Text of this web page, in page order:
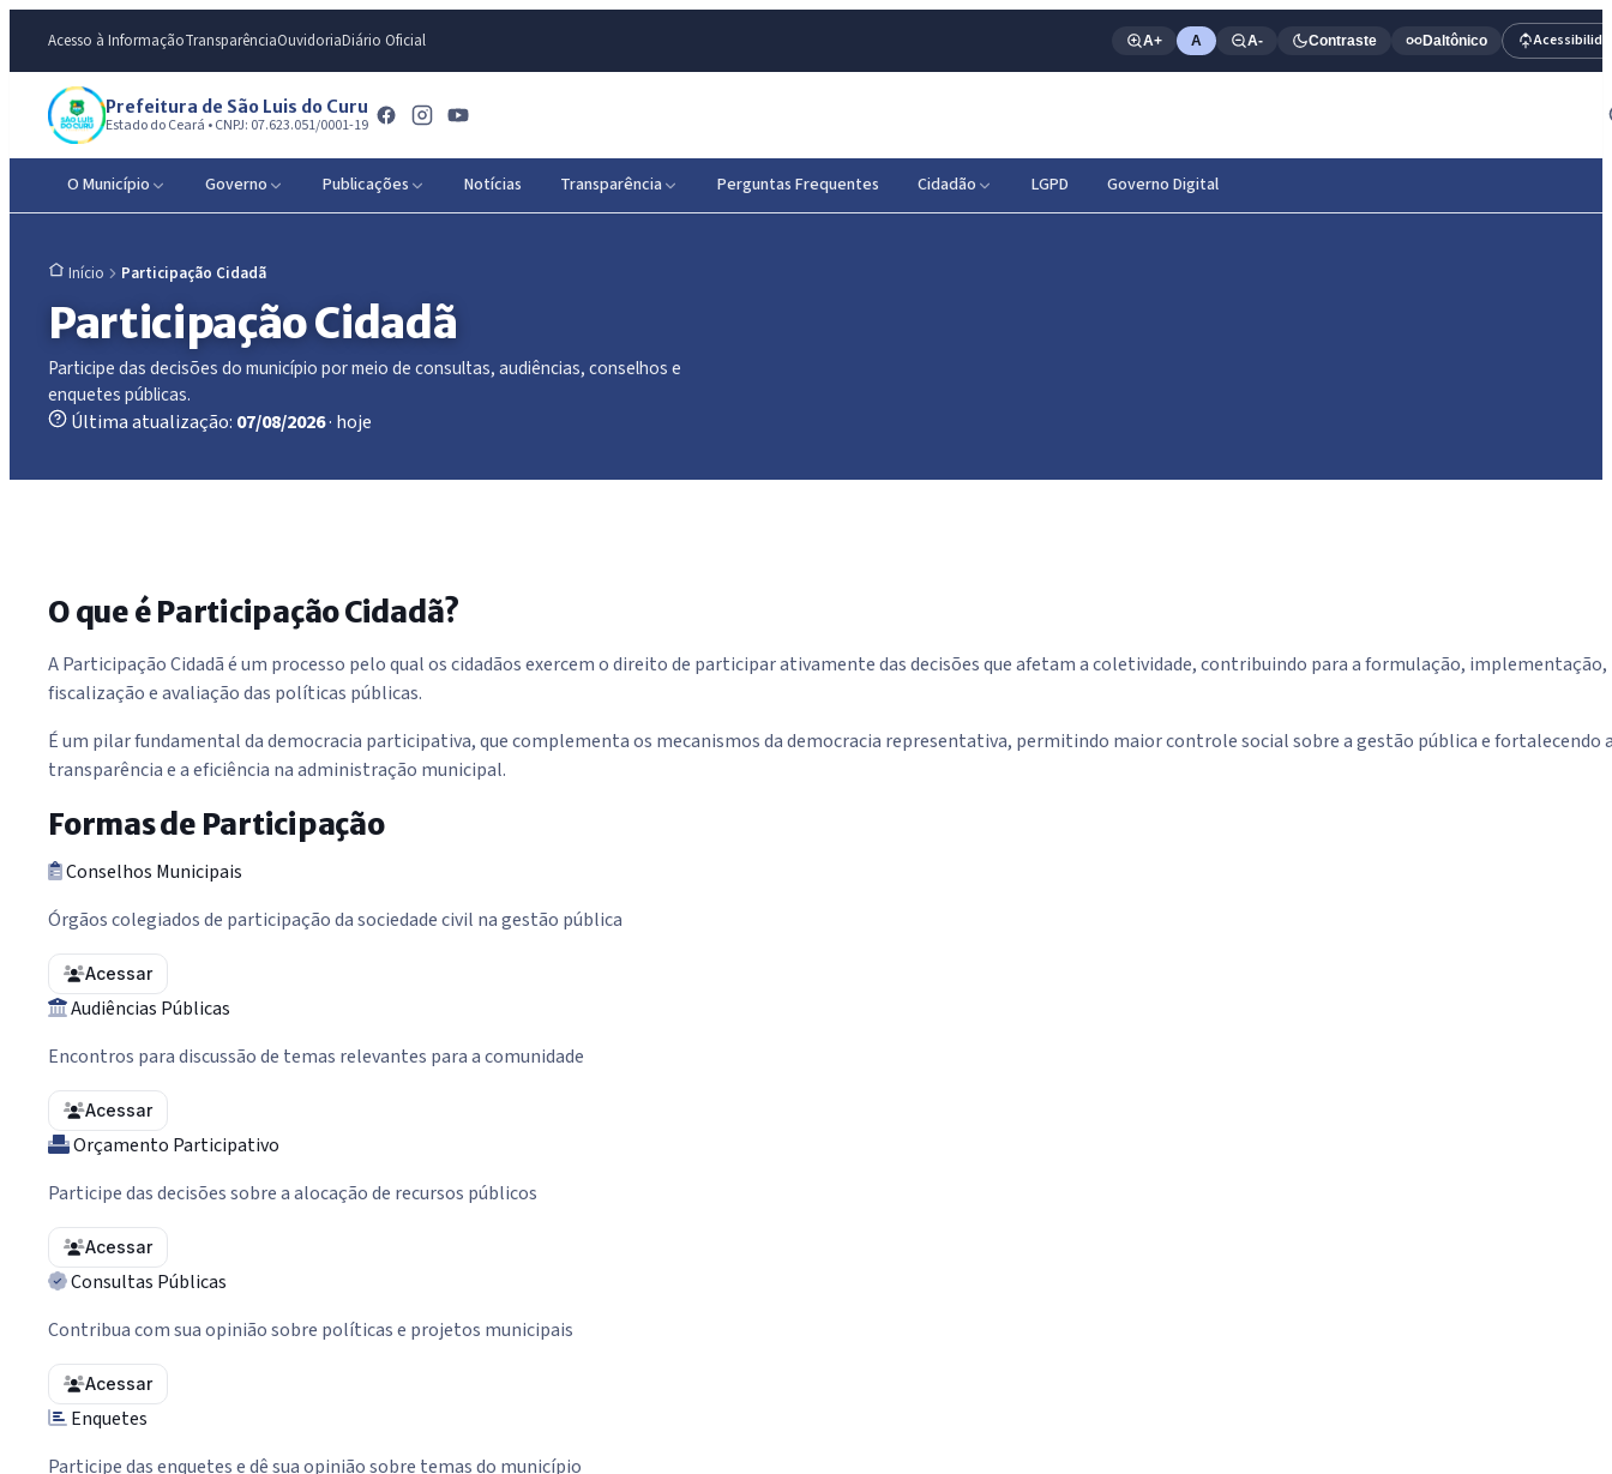
Acesso à InformaçãoTransparênciaOuvidoriaDiário Oficial A+ A A- Contraste Daltônico
Prefeitura de São Luis do Curu
Estado do Ceará • CNPJ: 07.623.051/0001-19
O Município Governo Publicações Notícias Transparência Perguntas Frequentes Cidadão LGPD Governo Digital
Início Participação Cidadã
Participação Cidadã
Participe das decisões do município por meio de consultas, audiências, conselhos e
enquetes públicas.
Última atualização: 07/08/2026· hoje
O que é Participação Cidadã?
A Participação Cidadã é um processo pelo qual os cidadãos exercem o direito de participar ativamente das decisões que afetam a coletividade, contribuindo para a formulação, implementação,
fiscalização e avaliação das políticas públicas.
É um pilar fundamental da democracia participativa, que complementa os mecanismos da democracia representativa, permitindo maior controle social sobre a gestão pública e fortalecendo
transparência e a eficiência na administração municipal.
Formas de Participação
Conselhos Municipais
Órgãos colegiados de participação da sociedade civil na gestão pública
Acessar
Audiências Públicas
Encontros para discussão de temas relevantes para a comunidade
Acessar
Orçamento Participativo
Participe das decisões sobre a alocação de recursos públicos
Acessar
Consultas Públicas
Contribua com sua opinião sobre políticas e projetos municipais
Acessar
Enquetes
Participe das enquetes e dê sua opinião sobre temas do município